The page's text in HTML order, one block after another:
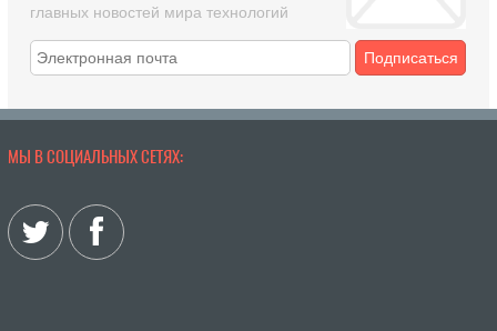
главных новостей мира технологий
Подписаться
МЫ В СОЦИАЛЬНЫХ СЕТЯХ: